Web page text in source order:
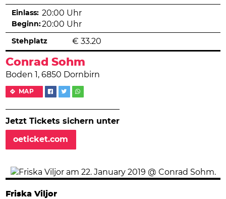
Conrad Sohm
Boden 1, 6850 Dornbirn
MAP
Jetzt Tickets sichern unter
oeticket.com
Einlass: 20:00 Uhr
Beginn:20:00 Uhr
Stehplatz € 33.20
Friska Viljor